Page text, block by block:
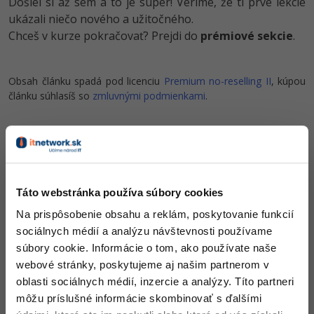
Táto webstránka používa súbory cookies
Na prispôsobenie obsahu a reklám, poskytovanie funkcií
sociálnych médií a analýzu návštevnosti používame
súbory cookie. Informácie o tom, ako používate naše
webové stránky, poskytujeme aj našim partnerom v
oblasti sociálnych médií, inzercie a analýzy. Títo partneri
môžu príslušné informácie skombinovať s ďalšími
Kybernetická bezpečnost
Windows
Ostatné
Fórum
ukázali niečo nového a užitočného.
Chceš v kurze pokračovať? Prejdi do prémiové sekcie.
Obsah článku spadá pod licenciu Premium no-reselling II, kúpou
článku súhlasíš so zmluvnými podmienkami.